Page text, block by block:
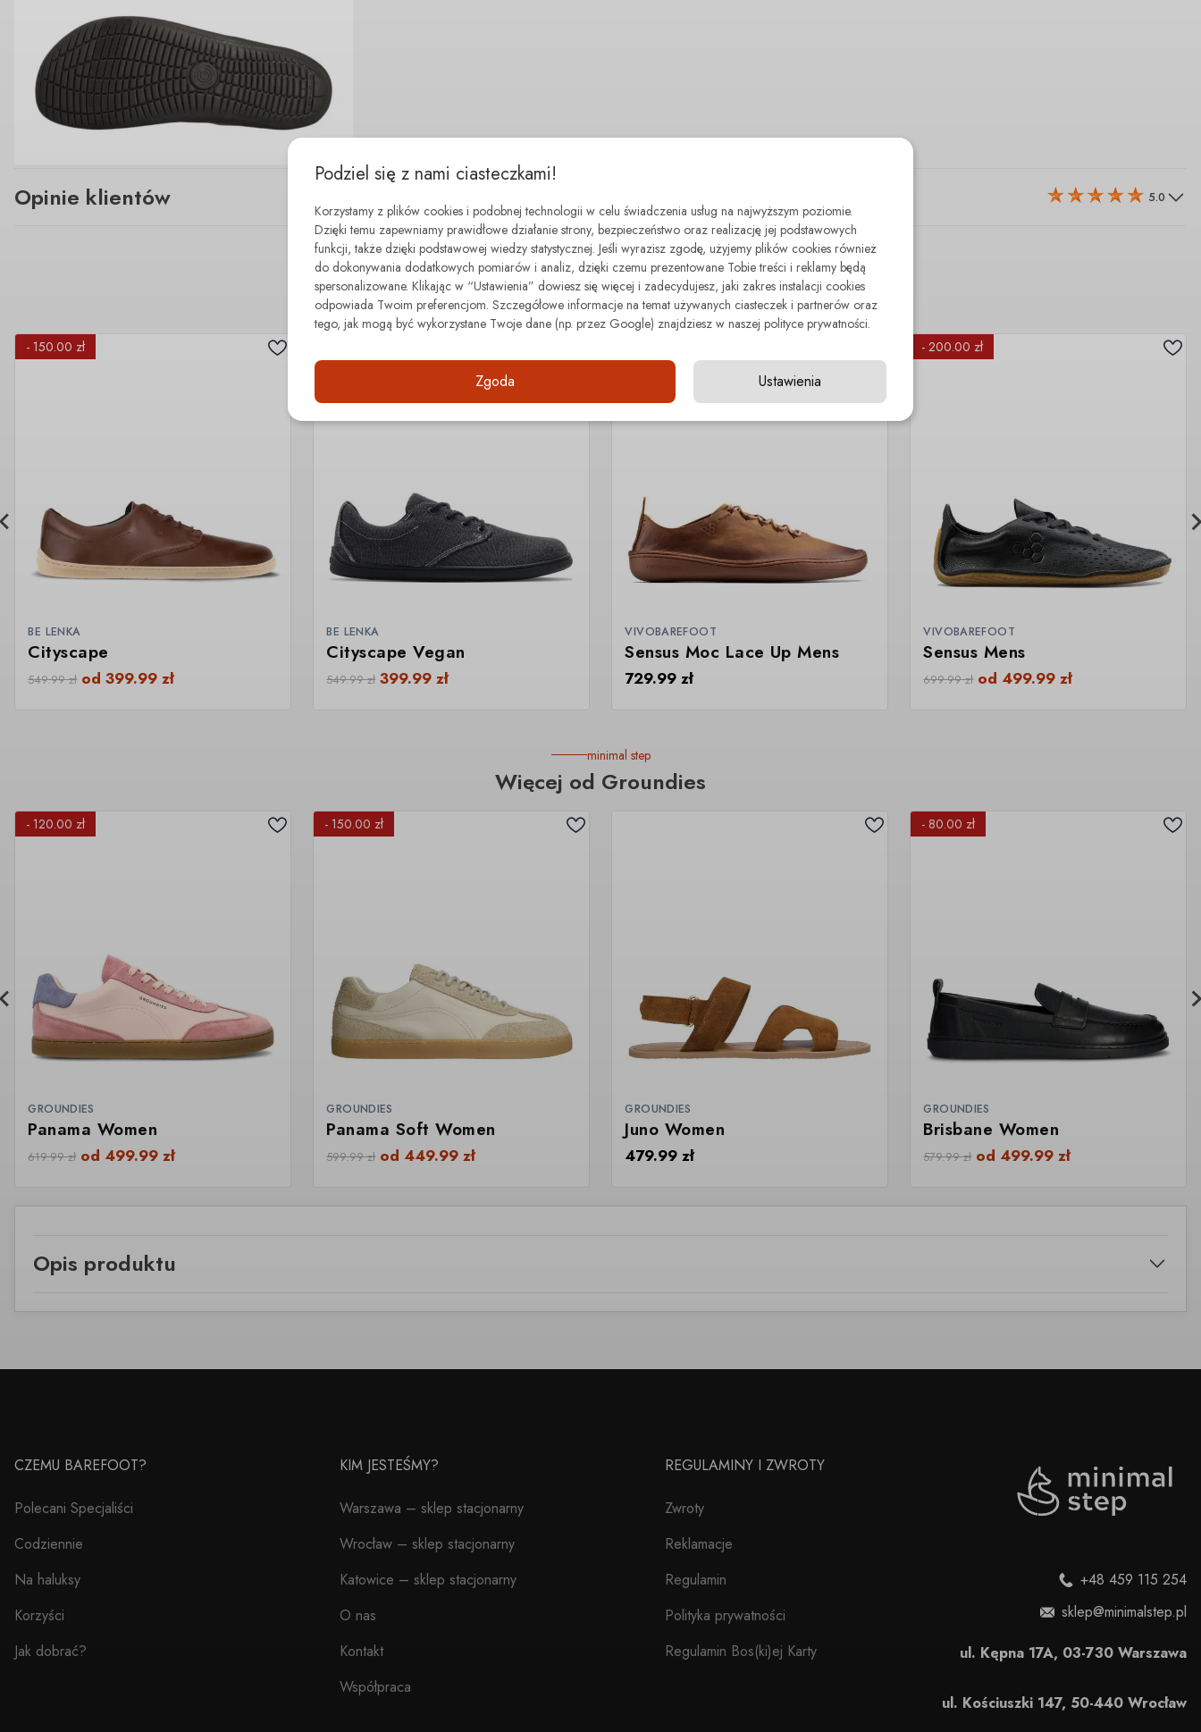
Opinie klientów 5.0
minimal step
Z tej samej kategorii
- 150.00 zł
BE LENKA
Cityscape
549.99zł od399.99zł
BE LENKA
Cityscape Vegan
549.99zł 399.99zł
VIVOBAREFOOT
Sensus Moc Lace Up Mens
729.99zł
- 200.00 zł
VIVOBAREFOOT
Sensus Mens
699.99zł od 499.99zł
minimal step
Więcej od Groundies
- 120.00 zł
GROUNDIES
Panama Women
619.99zł od 499.99zł
- 150.00 zł
GROUNDIES
Panama Soft Women
599.99zł od 449.99zł
GROUNDIES
Juno Women
479.99zł
- 80.00 zł
GROUNDIES
Brisbane Women
579.99zł od 499.99zł
Opis produktu
CZEMU BAREFOOT?
Polecani Specjaliści
Codziennie
Na haluksy
Korzyści
Jak dobrać?
KIM JESTEŚMY?
Warszawa – sklep stacjonarny
Wrocław – sklep stacjonarny
Katowice – sklep stacjonarny
O nas
Kontakt
Współpraca
REGULAMINY I ZWROTY
Zwroty
Reklamacje
Regulamin
Polityka prywatności
Regulamin Bos(ki)ej Karty
+48 459 115 254
sklep@minimalstep.pl
ul. Kępna 17A, 03-730 Warszawa
ul. Kościuszki 147, 50-440 Wrocław
Podziel się z nami ciasteczkami!
Korzystamy z plików cookies i podobnej technologii w celu świadczenia usług na najwyższym poziomie.
Dzięki temu zapewniamy prawidłowe działanie strony, bezpieczeństwo oraz realizację jej podstawowych
funkcji, także dzięki podstawowej wiedzy statystycznej. Jeśli wyrazisz zgodę, użyjemy plików cookies również
do dokonywania dodatkowych pomiarów i analiz, dzięki czemu prezentowane Tobie treści i reklamy będą
spersonalizowane. Klikając w “Ustawienia” dowiesz się więcej i zadecydujesz, jaki zakres instalacji cookies
odpowiada Twoim preferencjom. Szczegółowe informacje na temat używanych ciasteczek i partnerów oraz
tego, jak mogą być wykorzystane Twoje dane (np. przez Google) znajdziesz w naszej polityce prywatności.
Zgoda Ustawienia